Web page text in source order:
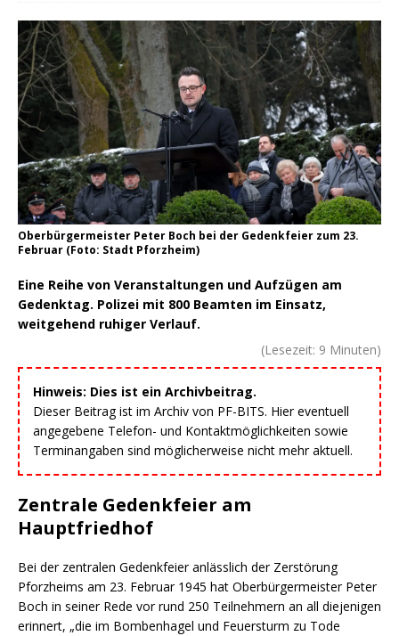
Oberbürgermeister Peter Boch bei der Gedenkfeier zum 23.
Februar (Foto: Stadt Pforzheim)
Eine Reihe von Veranstaltungen und Aufzügen am
Gedenktag. Polizei mit 800 Beamten im Einsatz,
weitgehend ruhiger Verlauf.
(Lesezeit: 9 Minuten)
Hinweis: Dies ist ein Archivbeitrag.
Dieser Beitrag ist im Archiv von PF-BITS. Hier eventuell
angegebene Telefon- und Kontaktmöglichkeiten sowie
Terminangaben sind möglicherweise nicht mehr aktuell.
Zentrale Gedenkfeier am
Hauptfriedhof
Bei der zentralen Gedenkfeier anlässlich der Zerstörung
Pforzheims am 23. Februar 1945 hat Oberbürgermeister Peter
Boch in seiner Rede vor rund 250 Teilnehmern an all diejenigen
erinnert, „die im Bombenhagel und Feuersturm zu Tode